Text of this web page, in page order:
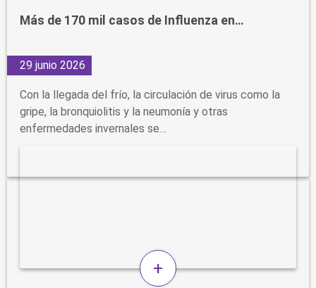
Más de 170 mil casos de Influenza en…
29 junio 2026
Con la llegada del frío, la circulación de virus como la
gripe, la bronquiolitis y la neumonía y otras
enfermedades invernales se…
+